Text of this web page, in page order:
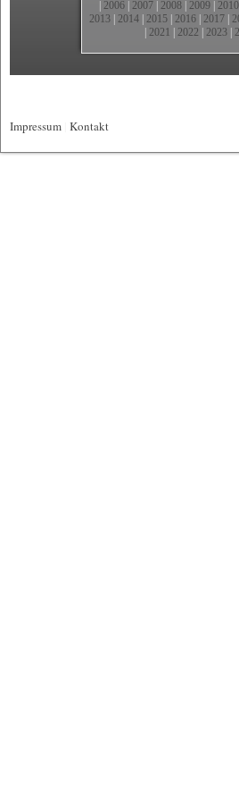
2006 2007 2008 2009 2010
2013 2014 2015 2016 2017
2021 2022 2023|
Impressum Kontakt